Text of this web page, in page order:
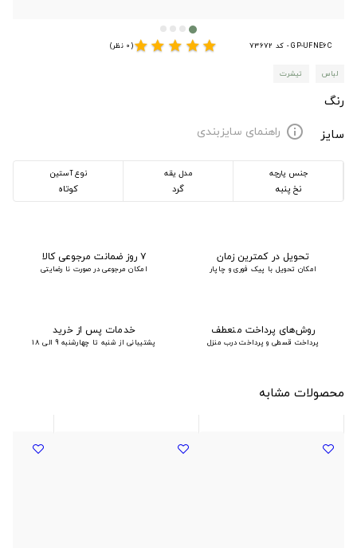
GP-UFNE6C - کد 73672 star
star
star
star
star(0 نظر)
لباس تیشرت
رنگ
سایز
info راهنمای سایزبندی
جنس پارچه
نخ پنبه
مدل یقه
گرد
نوع آستین
کوتاه
تحویل در کمترین زمان
امکان تحویل با پیک فوری و چاپار
۷ روز ضمانت مرجوعی کالا
امکان مرجوعی در صورت نا رضایتی
روش‌های پرداخت منعطف
پرداخت قسطی و پرداخت درب منزل
خدمات پس از خرید
پشتیبانی از شنبه تا چهارشنبه 9 الی 18
محصولات مشابه